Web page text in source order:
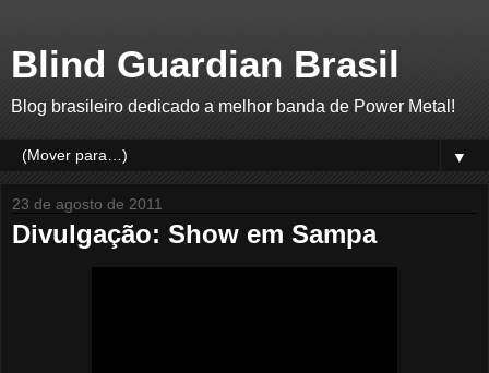
Blind Guardian Brasil
Blog brasileiro dedicado a melhor banda de Power Metal!
▼
23 de agosto de 2011
Divulgação: Show em Sampa